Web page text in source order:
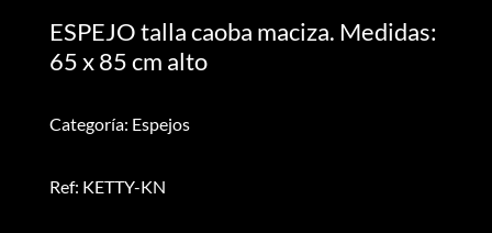
ESPEJO talla caoba maciza. Medidas:
65 x 85 cm alto
Categoría: Espejos
Ref: KETTY-KN